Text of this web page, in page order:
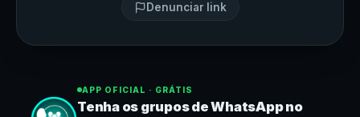
Denunciar link
APP OFICIAL · GRÁTIS
Tenha os grupos deWhatsAppno